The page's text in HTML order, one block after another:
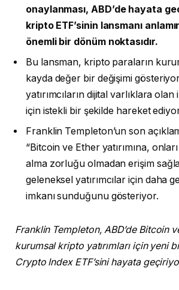
onaylanması, ABD’de hayata
kripto ETF’sinin lansmanı
önemli bir dönüm noktasıdır.
Bu lansman, kripto paraların
kayda değer bir değişimi
yatırımcıların dijital varlıklara olan
için istekli bir şekilde hareket
Franklin Templeton’un son
“Bitcoin ve Ether yatırımına,
alma zorluğu olmadan erişim
geleneksel yatırımcılar için daha
imkanı sunduğunu gösteriyor.
Franklin Templeton, ABD’de Bitcoin
kurumsal kripto yatırımları için yeni
Crypto Index ETF’sini hayata